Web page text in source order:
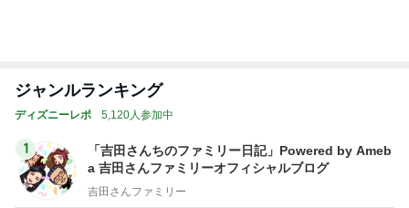
ジャンルランキング
ディズニーレポ 5,120人参加中
1
「吉田さんちのファミリー日記」Powered by Ameb
a 吉田さんファミリーオフィシャルブログ
吉田さんファミリー